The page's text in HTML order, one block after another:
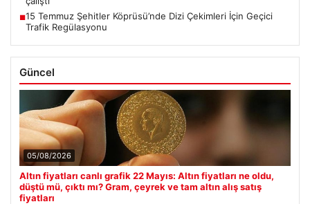
■15 Temmuz Şehitler Köprüsü’nde Dizi Çekimleri İçin Geçici
Trafik Regülasyonu
Güncel
05/08/2026
Altın fiyatları canlı grafik 22 Mayıs: Altın fiyatları ne oldu,
düştü mü, çıktı mı? Gram, çeyrek ve tam altın alış satış
fiyatları